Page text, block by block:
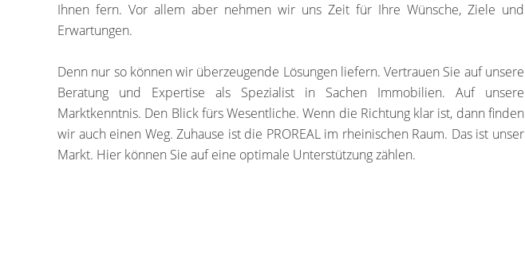
Ihnen fern. Vor allem aber nehmen wir uns Zeit für Ihre Wünsche, Ziele und
Erwartungen.
Denn nur so können wir überzeugende Lösungen liefern. Vertrauen Sie auf unsere
Beratung und Expertise als Spezialist in Sachen Immobilien. Auf unsere
Marktkenntnis. Den Blick fürs Wesentliche. Wenn die Richtung klar ist, dann finden
wir auch einen Weg. Zuhause ist die PROREAL im rheinischen Raum. Das ist unser
Markt. Hier können Sie auf eine optimale Unterstützung zählen.